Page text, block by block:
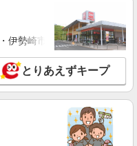
伊勢崎市・太田市・館林市
とりあえずキープ